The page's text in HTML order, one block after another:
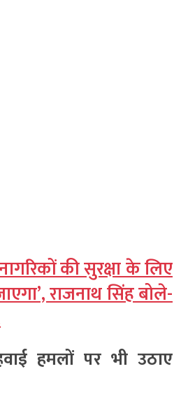
की सुरक्षा के लिए
राजनाथ सिंह बोले-
हमलों पर भी उठाए